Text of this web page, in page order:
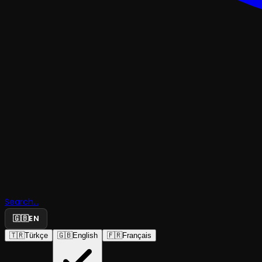
Search...
🇬🇧EN
🇹🇷Türkçe 🇬🇧English 🇫🇷Français
Sırf